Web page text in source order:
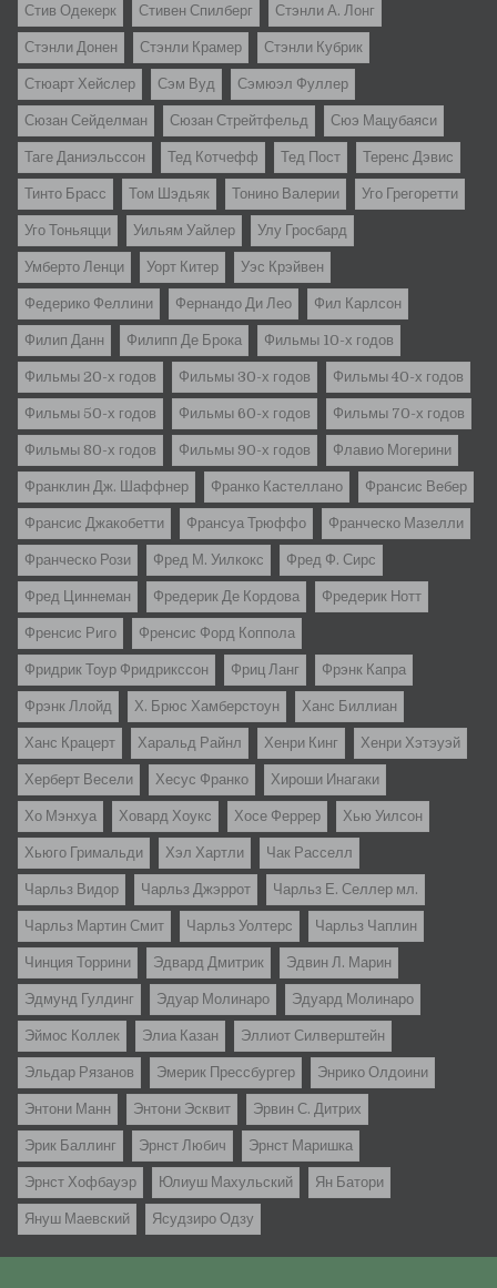
Стив Одекерк Стивен Спилберг Стэнли А. Лонг
Стэнли Донен Стэнли Крамер Стэнли Кубрик
Стюарт Хейслер Сэм Вуд Сэмюэл Фуллер
Сюзан Сейделман Сюзан Стрейтфельд Сюэ Мацубаяси
Таге Даниэльссон Тед Котчефф Тед Пост Теренс Дэвис
Тинто Брасс Том Шэдьяк Тонино Валерии Уго Грегоретти
Уго Тоньяцци Уильям Уайлер Улу Гросбард
Умберто Ленци Уорт Китер Уэс Крэйвен
Федерико Феллини Фернандо Ди Лео Фил Карлсон
Филип Данн Филипп Де Брока Фильмы 10-х годов
Фильмы 20-х годов Фильмы 30-х годов Фильмы 40-х годов
Фильмы 50-х годов Фильмы 60-х годов Фильмы 70-х годов
Фильмы 80-х годов Фильмы 90-х годов Флавио Могерини
Франклин Дж. Шаффнер Франко Кастеллано Франсис Вебер
Франсис Джакобетти Франсуа Трюффо Франческо Мазелли
Франческо Рози Фред М. Уилкокс Фред Ф. Сирс
Фред Циннеман Фредерик Де Кордова Фредерик Нотт
Френсис Риго Френсис Форд Коппола
Фридрик Тоур Фридрикссон Фриц Ланг Фрэнк Капра
Фрэнк Ллойд Х. Брюс Хамберстоун Ханс Биллиан
Ханс Крацерт Харальд Райнл Хенри Кинг Хенри Хэтэуэй
Херберт Весели Хесус Франко Хироши Инагаки
Хо Мэнхуа Ховард Хоукс Хосе Феррер Хью Уилсон
Хьюго Гримальди Хэл Хартли Чак Расселл
Чарльз Видор Чарльз Джэррот Чарльз Е. Селлер мл.
Чарльз Мартин Смит Чарльз Уолтерс Чарльз Чаплин
Чинция Торрини Эдвард Дмитрик Эдвин Л. Марин
Эдмунд Гулдинг Эдуар Молинаро Эдуард Молинаро
Эймос Коллек Элиа Казан Эллиот Силверштейн
Эльдар Рязанов Эмерик Прессбургер Энрико Олдоини
Энтони Манн Энтони Эсквит Эрвин С. Дитрих
Эрик Баллинг Эрнст Любич Эрнст Маришка
Эрнст Хофбауэр Юлиуш Махульский Ян Батори
Януш Маевский Ясудзиро Одзу